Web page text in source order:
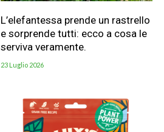
L’elefantessa prende un rastrello
e sorprende tutti: ecco a cosa le
serviva veramente.
23 Luglio 2026